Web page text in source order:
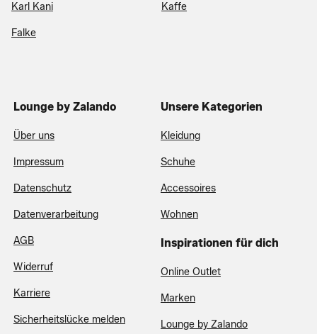
Karl Kani Kaffe
Falke
Lounge by Zalando
Über uns
Impressum
Datenschutz
Datenverarbeitung
AGB
Widerruf
Karriere
Sicherheitslücke melden
Unsere Kategorien
Kleidung
Schuhe
Accessoires
Wohnen
Inspirationen für dich
Online Outlet
Marken
Lounge by Zalando